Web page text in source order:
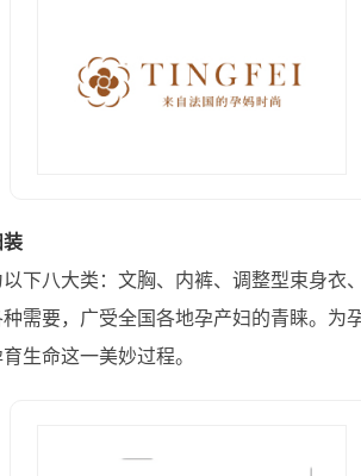
装
下八大类：文胸、内裤、调整型束身
需要，广受全国各地孕产妇的青睐。
生命这一美妙过程。